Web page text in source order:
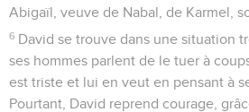
Abigaïl, veuve de Nabal, de Karmel,
6 David se trouve dans une situation
ses hommes parlent de le tuer à
est triste et lui en veut en pensant à
Pourtant, David reprend courage,